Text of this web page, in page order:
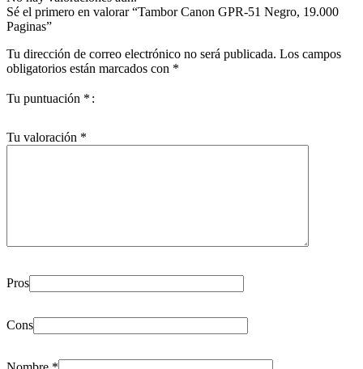
Sé el primero en valorar “Tambor Canon GPR-51 Negro, 19.000
Paginas”
Tu dirección de correo electrónico no será publicada. Los campos
obligatorios están marcados con *
Tu puntuación *
Tu valoración *
Pros
Cons